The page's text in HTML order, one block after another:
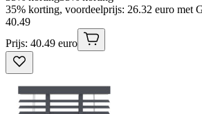
35% korting, voordeelprijs: 26.32 euro met
40.49
Prijs: 40.49 euro